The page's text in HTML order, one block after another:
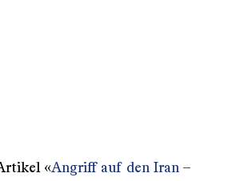
«Angriff auf den Iran –